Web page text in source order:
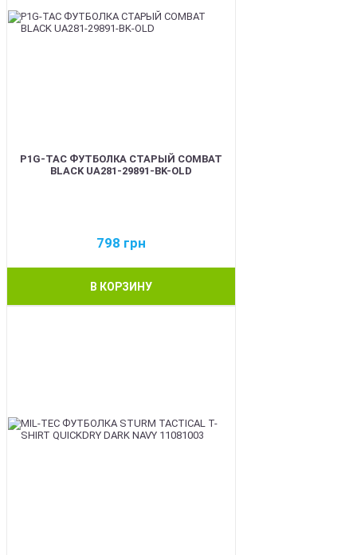
P1G-TAC ФУТБОЛКА СТАРЫЙ COMBAT
BLACK UA281-29891-BK-OLD
798 грн
В КОРЗИНУ